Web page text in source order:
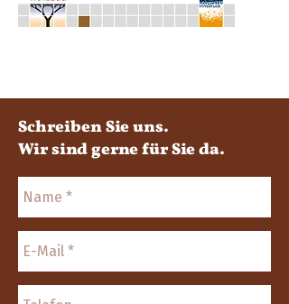
Schreiben Sie uns.
Wir sind gerne für Sie da.